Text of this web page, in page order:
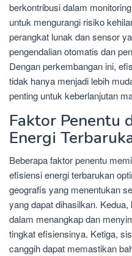
berkontribusi dalam
untuk mengurangi risiko
perangkat lunak dan sensor
pengendalian otomatis dan
Dengan perkembangan ini,
tidak hanya menjadi lebih
penting untuk keberlanjutan
Faktor Penentu
Energi
Beberapa faktor penentu
efisiensi energi terbarukan
geografis yang menentukan
yang dapat dihasilkan.
dalam menangkap dan
tingkat efisiensinya. Ketiga,
canggih dapat memastikan